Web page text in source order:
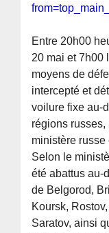
Entre 20h00
20 mai et 7h00
moyens de
intercepté et
voilure fixe au-
régions
ministère russe
Selon le
été abattus au-
de Belgorod,
Koursk,
Saratov, ainsi